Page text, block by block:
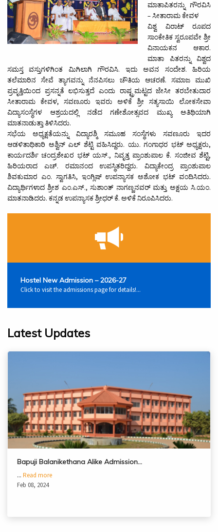
ಮಾತಾಪಿತರನ್ನು ಗೌರವಿಸಿ
– ಸೀತಾರಾಮ ಕೇವಳ
ವಿಶ್ವ ವಿರಾಟ್ ರೂಪದ
ಸಾಂಕೇತಿಕ ಸ್ವರೂಪವೇ ಶ್ರೀ
ವಿನಾಯಕನ ಆಕಾರ.
ಮಾತಾ ಪಿತರನ್ನು ವಿಶ್ವದ
ಸಮಸ್ತ ವಸ್ತುಗಳಿಗಿಂತ ಮಿಗಿಲಾಗಿ ಗೌರವಿಸಿ. ಇದು ಅವನ ಸಂದೇಶ. ಹಿರಿಯ
ತಲೆಮಾರಿನ ಸೇವೆ ತ್ಯಾಗವನ್ನು ನೆನಪಿಸಲು ಚೌತಿಯ ಆಚರಣೆ. ಸಮಾಜ ಮುಖಿ
ಪ್ರವೃತ್ತಿಯಿಂದ ಪ್ರಸನ್ನತೆ ಲಭಿಸುತ್ತದೆ ಎಂದು ರಾಷ್ಟ್ರಮಟ್ಟದ ಜೇಸೀ ತರಬೇತುದಾರ
ಸೀತಾರಾಮ ಕೇವಳ, ಸವಣೂರು ಇವರು ಅಳಿಕೆ ಶ್ರೀ ಸತ್ಯಸಾಯಿ ಲೋಕಸೇವಾ
ವಿದ್ಯಾಸಂಸ್ಥೆಗಳ ಆಶ್ರಯದಲ್ಲಿ ನಡೆದ ಗಣೇಶೋತ್ಸವದ ಮುಖ್ಯ ಅತಿಥಿಯಾಗಿ
ಮಾತನಾಡುತ್ತಾ ತಿಳಿಸಿದರು.
ಸಭೆಯ ಅಧ್ಯಕ್ಷತೆಯನ್ನು ವಿದ್ಯಾರಶ್ಮಿ ಸಮೂಹ ಸಂಸ್ಥೆಗಳು ಸವಣೂರು ಇದರ
ಆಡಳಿತಾಧಿಕಾರಿ ಅಶ್ವಿನ್ ಎಲ್ ಶೆಟ್ಟಿ ವಹಿಸಿದ್ದರು. ಯು. ಗಂಗಾಧರ ಭಟ್ ಅಧ್ಯಕ್ಷರು,
ಕಾರ್ಯದರ್ಶಿ ಚಂದ್ರಶೇಖರ ಭಟ್ ಯಸ್., ನಿವೃತ್ತ ಪ್ರಾಂಶುಪಾಲ ಕೆ. ಸಂಜೀವ ಶೆಟ್ಟಿ,
ಹಿರಿಯರಾದ ಎಚ್. ರಮಾನಂದ ಉಪಸ್ಥಿತರಿದ್ದರು. ವಿದ್ಯಾಕೇಂದ್ರ ಪ್ರಾಂಶುಪಾಲ
ಶಿವಕುಮಾರ ಎಂ. ಸ್ವಾಗತಿಸಿ, ಇಂಗ್ಲಿಷ್ ಉಪನ್ಯಾಸಕ ಅಶೋಕ ಭಟ್ ವಂದಿಸಿದರು.
ವಿದ್ಯಾರ್ಥಿಗಳಾದ ಶ್ರೀಶ ಎಂ.ಎಸ್., ಸುಶಾಂತ್ ನಾಗಣ್ಣನವರ್ ಮತ್ತು ಅಕ್ಷಯ ಸಿ.ಯಂ.
ಮಾತನಾಡಿದರು. ಕನ್ನಡ ಉಪನ್ಯಾಸಕ ಶ್ರೀಧರ್ ಕೆ. ಅಳಿಕೆ ನಿರೂಪಿಸಿದರು.
Hostel New Admission – 2026-27
Click to visit the admissions page for details!...
Latest Updates
Bapuji Balanikethana Alike Admission…
... Read more
Feb 08, 2024